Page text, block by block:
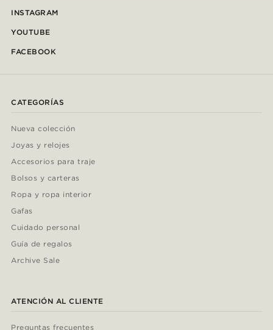
INSTAGRAM
YOUTUBE
FACEBOOK
CATEGORÍAS
Nueva colección
Joyas y relojes
Accesorios para traje
Bolsos y carteras
Ropa y ropa interior
Gafas
Cuidado personal
Guía de regalos
Archive Sale
ATENCIÓN AL CLIENTE
Preguntas frecuentes